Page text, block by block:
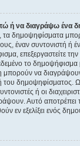
ή να διαγράψω ένα
τα δημοψηφίσματα
έναν συντονιστή ή
επεξεργαστείτε
το
μπορούν να
του δημοψηφίσματος.
ή οι
Αυτό αποτρέπει
εν εξελίξει ενός